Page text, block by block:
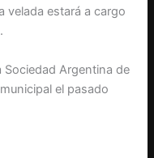
velada estará a cargo
Sociedad Argentina de
el pasado